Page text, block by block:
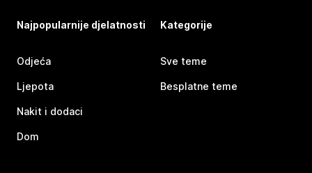
Najpopularnije djelatnosti
Odjeća
Ljepota
Nakit i dodaci
Dom
Kategorije
Sve teme
Besplatne teme